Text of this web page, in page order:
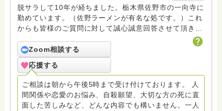
脱サラして10年が経ちました。栃木県佐野市の一向寺に
勤めています。（佐野ラーメンが有名な処です。）これ
からも皆様のご質問に対して誠心誠意回答させて頂きた
いと存じます。まだまだ修行中の身ですので至らぬ点あ
ろうかとは存じますが共に精進して参りましょうね。お
寺にもお気軽に遊びに来てください。
Zoom相談する
応援する
ご相談は朝から午後5時まで受け付けております。 人
間関係や恋愛のお悩み、自殺願望、大切な方の死に直
面した苦しみなど、どんな内容でも構いません。一人